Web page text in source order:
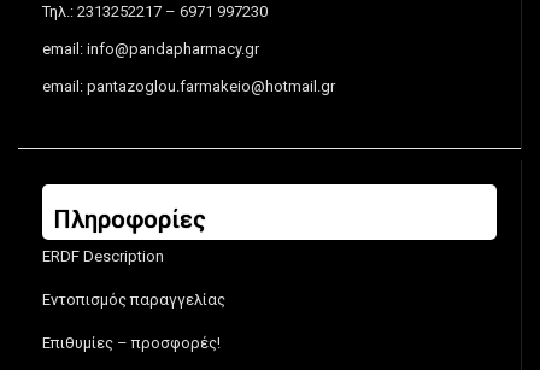
Τηλ.: 2313252217 – 6971 997230
email: info@pandapharmacy.gr
email: pantazoglou.farmakeio@hotmail.gr
Πληροφορίες
ERDF Description
Εντοπισμός παραγγελίας
Επιθυμίες – προσφορές!